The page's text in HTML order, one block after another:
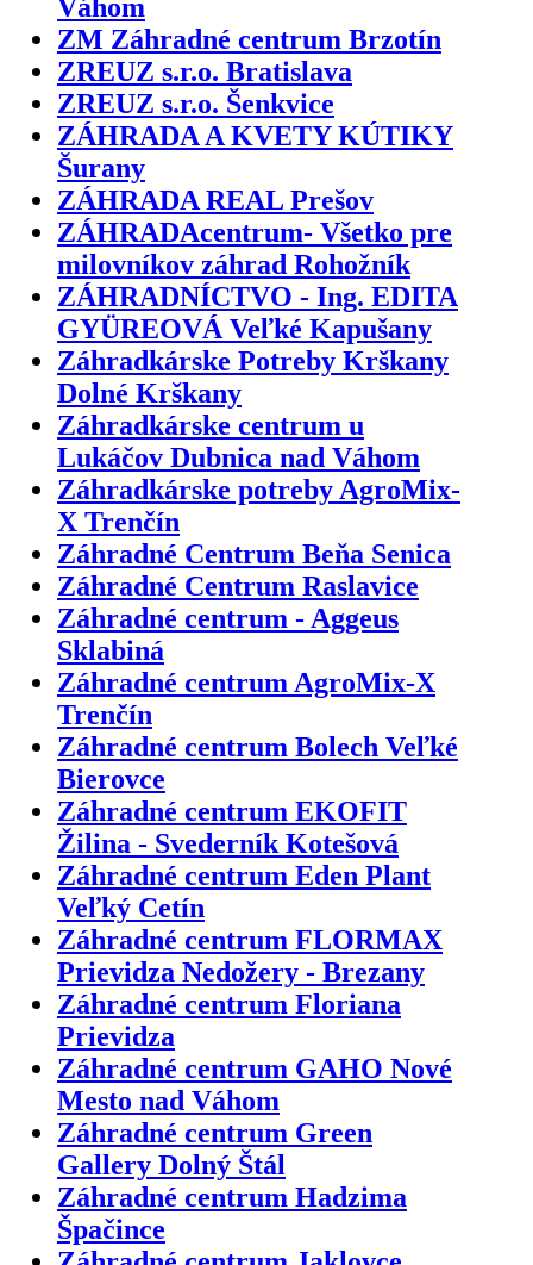
Váhom
ZM Záhradné centrum Brzotín
ZREUZ s.r.o. Bratislava
ZREUZ s.r.o. Šenkvice
ZÁHRADA A KVETY KÚTIKY
Šurany
ZÁHRADA REAL Prešov
ZÁHRADAcentrum- Všetko pre
milovníkov záhrad Rohožník
ZÁHRADNÍCTVO - Ing. EDITA
GYÜREOVÁ Veľké Kapušany
Záhradkárske Potreby Krškany
Dolné Krškany
Záhradkárske centrum u
Lukáčov Dubnica nad Váhom
Záhradkárske potreby AgroMix-
X Trenčín
Záhradné Centrum Beňa Senica
Záhradné Centrum Raslavice
Záhradné centrum - Aggeus
Sklabiná
Záhradné centrum AgroMix-X
Trenčín
Záhradné centrum Bolech Veľké
Bierovce
Záhradné centrum EKOFIT
Žilina - Svederník Kotešová
Záhradné centrum Eden Plant
Veľký Cetín
Záhradné centrum FLORMAX
Prievidza Nedožery - Brezany
Záhradné centrum Floriana
Prievidza
Záhradné centrum GAHO Nové
Mesto nad Váhom
Záhradné centrum Green
Gallery Dolný Štál
Záhradné centrum Hadzima
Špačince